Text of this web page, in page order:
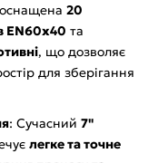
20
EN60x40 та
, що дозволяє
для зберігання
: Сучасний 7"
легке та точне